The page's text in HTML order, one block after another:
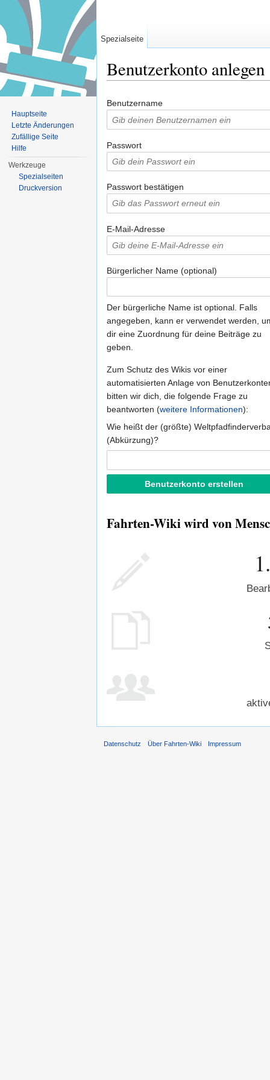
Benutzerkonto anlegen
Benutzername
Passwort
Passwort bestätigen
E-Mail-Adresse
Bürgerlicher Name (optional)
Der bürgerliche Name ist optional. Falls
angegeben, kann er verwendet werden,
dir eine Zuordnung für deine Beiträge zu
geben.
Zum Schutz des Wikis vor einer
automatisierten Anlage von
bitten wir dich, die folgende Frage zu
beantworten (weitere Informationen):
Wie heißt der (größte)
(Abkürzung)?
Fahrten-Wiki wird von
Spezialseite
Hauptseite
Letzte Änderungen
Zufällige Seite
Hilfe
Werkzeuge
Spezialseiten
Druckversion
Datenschutz Über Fahrten-Wiki Impressum